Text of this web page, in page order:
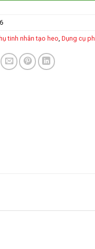
tinh nhân tạo heo Dụng cụ